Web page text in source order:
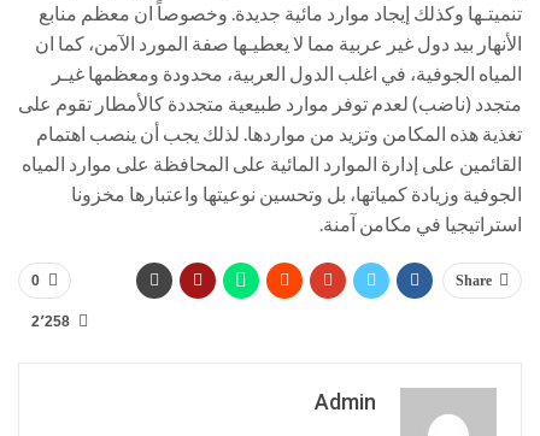
تنميتـها وكذلك إيجاد موارد مائية جديدة. وخصوصاً ان معظم منابع
الأنهار بيد دول غير عربية مما لا يعطيـها صفة المورد الآمن، كما ان
المياه الجوفية، في اغلب الدول العربية، محدودة ومعظمها غيـر
متجدد (ناضب) لعدم توفر موارد طبيعية متجددة كالأمطار تقوم على
تغذية هذه المكامن وتزيد من مواردها. لذلك يجب أن ينصب اهتمام
القائمين على إدارة الموارد المائية على المحافظة على موارد المياه
الجوفية وزيادة كمياتها، بل وتحسين نوعيتها واعتبارها مخزونا
استراتيجيا في مكامن آمنة.
Share
0
2٬258
Admin